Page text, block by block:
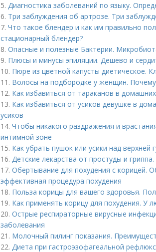
5. Диагностика заболеваний по языку.
6. Три заблуждения об артрозе. Три
7. Что такое блендер и как им правильно
стационарный блендер?
8. Опасные и полезные Бактерии.
9. Плюсы и минусы эпиляции. Дешево и
10. Пюре из цветной капусты диетическое.
11. Волосы на подбородке у женщин.
12. Как избавиться от тараканов в
13. Как избавиться от усиков девушке в
усиков
14. Чтобы никакого раздражения и
интимной зоне
15. Как убрать пушок или усики над
16. Детские лекарства от простуды и
17. Обертывание для похудения с корицей.
эффективная процедура похудения
18. Польза корицы для вашего здоровья.
19. Как применять корицу для похудения. У
20. Острые респираторные вирусные
заболевания
21. Молочный пилинг показания.
22. Диета при гастроэзофагеальной